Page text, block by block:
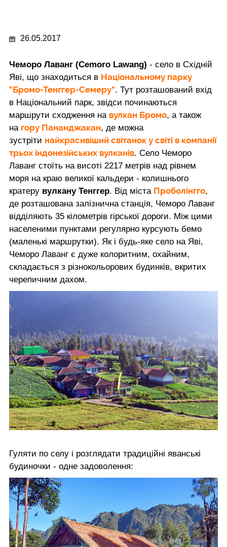
26.05.2017
Чеморо Лаванг (Cemoro Lawang) - село в Східній
Яві, що знаходиться в Національному парку
"Бромо-Тенггер-Семеру". Тут розташований вхід
в Національний парк, звідси починаються
маршрути сходження на вулкан Бромо, а також
на гору Пананджакан, де можна
зустріти найкрасивіший світанок у світі в компанії
трьох індонезійських вулканів. Село Чеморо
Лаванг стоїть на висоті 2217 метрів над рівнем
моря на краю великої кальдери - колишнього
кратеру вулкану Тенггер. Від міста Проболінгго,
де розташована залізнична станція, Чеморо Лаванг
відділяють 35 кілометрів гірської дороги. Між цими
населеними пунктами регулярно курсують бемо
(маленькі маршрутки). Як і будь-яке село на Яві,
Чеморо Лаванг є дуже колоритним, охайним,
складається з різнокольорових будинків, вкритих
черепичним дахом.
Гуляти по селу і розглядати традиційні яванські
будиночки - одне задоволення: